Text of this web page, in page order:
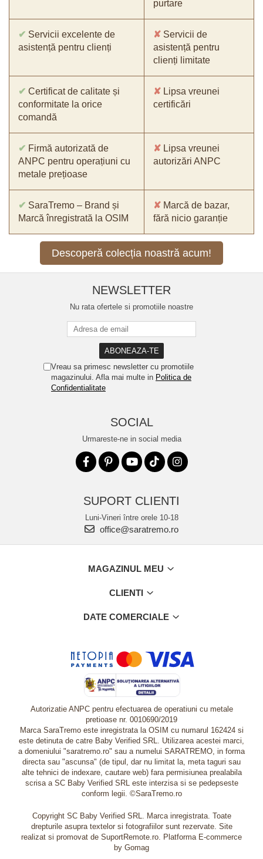
purtare
✔ Servicii excelente de
asistență pentru clienți
✘ Servicii de
asistență pentru
clienți limitate
✔ Certificat de calitate și
conformitate la orice
comandă
✘ Lipsa vreunei
certificări
✔ Firmă autorizată de
ANPC pentru operațiuni cu
metale prețioase
✘ Lipsa vreunei
autorizări ANPC
✔ SaraTremo – Brand și
Marcă înregistrată la OSIM
✘ Marcă de bazar,
fără nicio garanție
Descoperă colecția noastră acum!
NEWSLETTER
Nu rata ofertele si promotiile noastre
Vreau sa primesc newsletter cu promotiile
magazinului. Afla mai multe in Politica de
Confidentialitate
SOCIAL
Urmareste-ne in social media
SUPORT CLIENTI
Luni-Vineri între orele 10-18
office@saratremo.ro
MAGAZINUL MEU
CLIENTI
DATE COMERCIALE
Autorizatie ANPC pentru efectuarea de operatiuni cu metale
pretioase nr. 0010690/2019
Marca SaraTremo este inregistrata la OSIM cu numarul 162424 si
este detinuta de catre Baby Verified SRL. Utilizarea acestei marci,
a domeniului "saratremo.ro" sau a numelui SARATREMO, in forma
directa sau "ascunsa" (de tipul, dar nu limitat la, meta taguri sau
alte tehnici de indexare, cautare web) fara permisiunea prealabila
scrisa a SC Baby Verified SRL este interzisa si se pedepseste
conform legii. ©SaraTremo.ro
Copyright SC Baby Verified SRL. Marca inregistrata. Toate
drepturile asupra textelor si fotografiilor sunt rezervate. Site
realizat si promovat de SuportRemote.ro. Platforma E-commerce
by Gomag